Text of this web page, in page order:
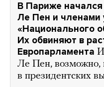
В Париже
Ле Пен и членами
«Национального
Их обвиняют в
Европарламента
Ле Пен, возможно,
в президентских